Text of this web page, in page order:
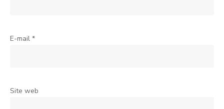
E-mail *
Site web